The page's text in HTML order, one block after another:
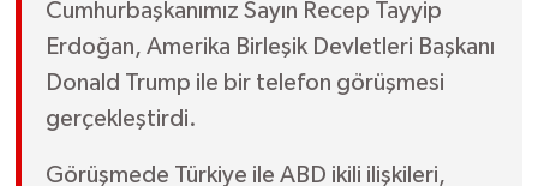
Cumhurbaşkanımız Sayın Recep Tayyip
Erdoğan, Amerika Birleşik Devletleri Başkanı
Donald Trump ile bir telefon görüşmesi
gerçekleştirdi.
Görüşmede Türkiye ile ABD ikili ilişkileri,